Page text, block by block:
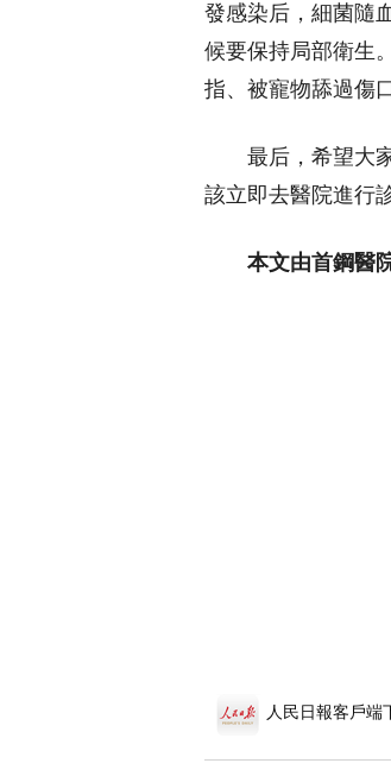
發感染后，細菌隨
候要保持局部衛生
指、被寵物舔過傷
最后，希望大
該立即去醫院進行
本文由首鋼醫
人民日報客戶端